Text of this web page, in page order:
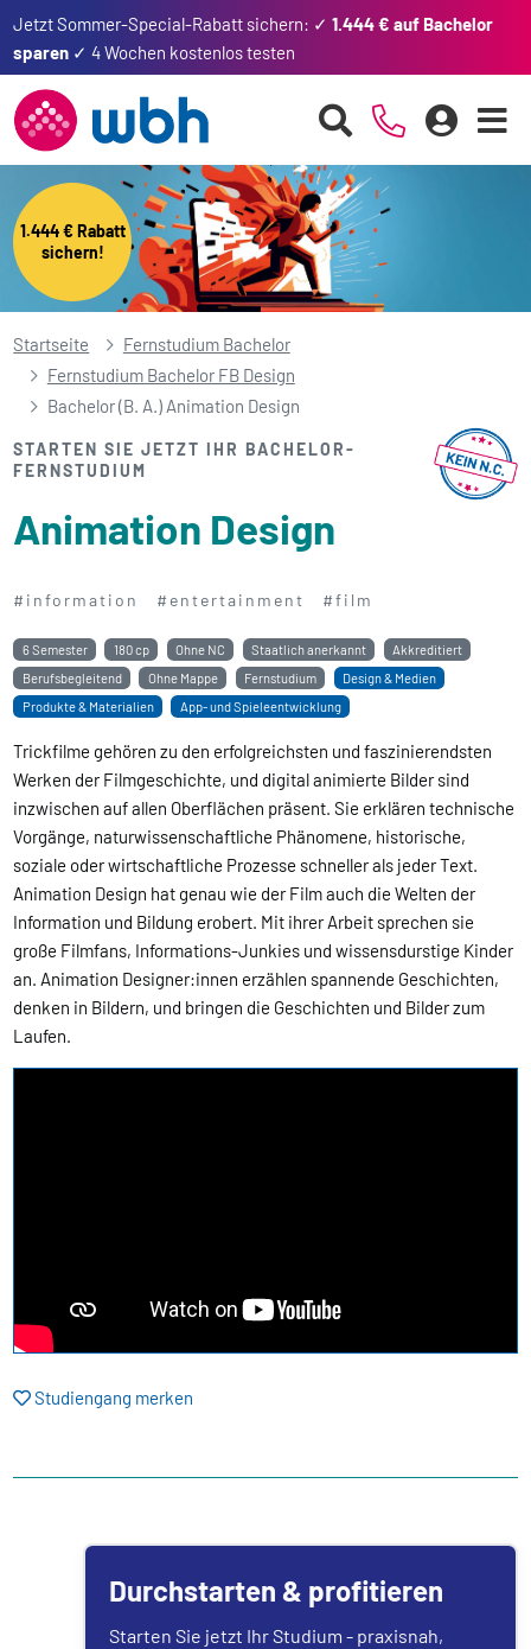
Jetzt Sommer-Special-Rabatt sichern: ✓1.444 € auf Bachelor
sparen ✓ 4 Wochen kostenlos testen
1.444 € Rabatt
sichern!
Startseite
Fernstudium Bachelor
Fernstudium Bachelor FB Design
Bachelor (B. A.) Animation Design
STARTEN SIE JETZT IHR BACHELOR-
FERNSTUDIUM
Animation Design
#information #entertainment #film
6 Semester 180 cp Ohne NC Staatlich anerkannt
Akkreditiert
Berufsbegleitend
Ohne Mappe Fernstudium
Design & Medien
Produkte & Materialien
App- und Spieleentwicklung
Trickfilme gehören zu den erfolgreichsten und faszinierendsten
Werken der Filmgeschichte, und digital animierte Bilder sind
inzwischen auf allen Oberflächen präsent. Sie erklären technische
Vorgänge, naturwissenschaftliche Phänomene, historische,
soziale oder wirtschaftliche Prozesse schneller als jeder Text.
Animation Design hat genau wie der Film auch die Welten der
Information und Bildung erobert. Mit ihrer Arbeit sprechen sie
große Filmfans, Informations-Junkies und wissensdurstige Kinder
an. Animation Designer:innen erzählen spannende Geschichten,
denken in Bildern, und bringen die Geschichten und Bilder zum
Laufen.
Studiengang merken
Durchstarten & profitieren
Starten Sie jetzt Ihr Studium - praxisnah,